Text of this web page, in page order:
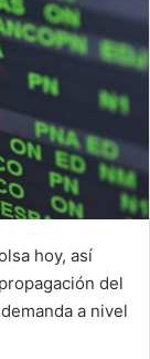
hoy, así
del
a nivel